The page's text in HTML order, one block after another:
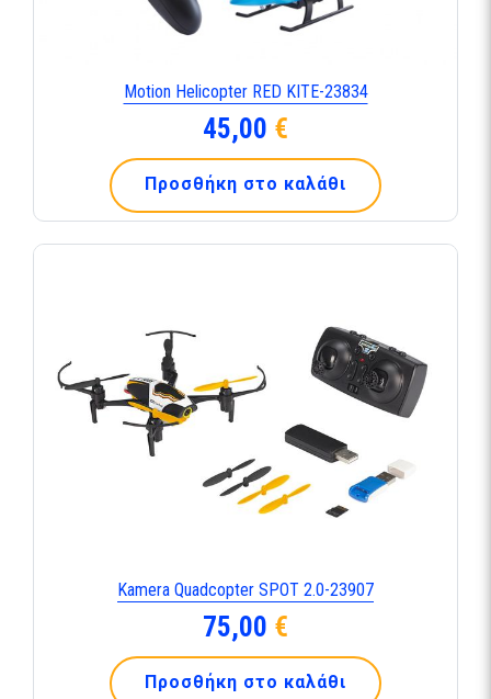
Motion Helicopter RED KITE-23834
45,00 €
Προσθήκη στο καλάθι
Kamera Quadcopter SPOT 2.0-23907
75,00 €
Προσθήκη στο καλάθι